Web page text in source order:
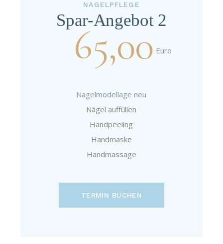
NAGELPFLEGE
Spar-Angebot 2
65,00 Euro
Nagelmodellage neu
Nägel auffüllen
Handpeeling
Handmaske
Handmassage
TERMIN BUCHEN